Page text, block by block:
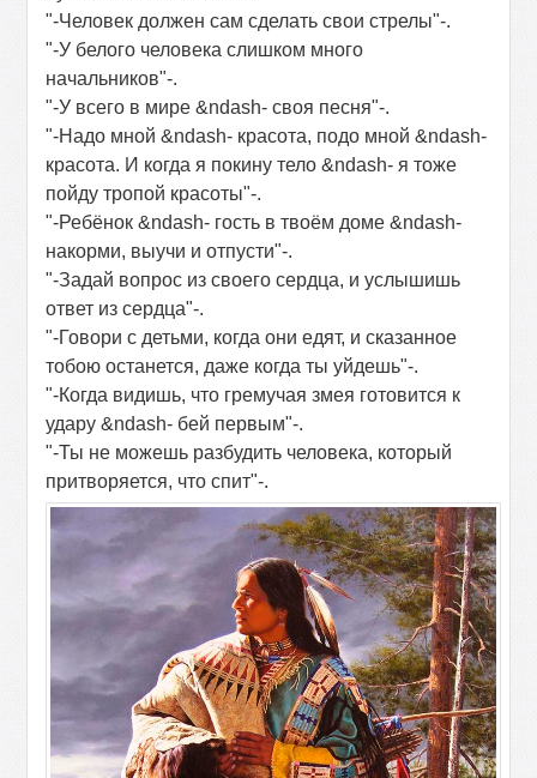
"-Человек должен сам сделать свои стрелы"-.
"-У белого человека слишком много
начальников"-.
"-У всего в мире &ndash- своя песня"-.
"-Надо мной &ndash- красота, подо мной &ndash-
красота. И когда я покину тело &ndash- я тоже
пойду тропой красоты"-.
"-Ребёнок &ndash- гость в твоём доме &ndash-
накорми, выучи и отпусти"-.
"-Задай вопрос из своего сердца, и услышишь
ответ из сердца"-.
"-Говори с детьми, когда они едят, и сказанное
тобою останется, даже когда ты уйдешь"-.
"-Когда видишь, что гремучая змея готовится к
удару &ndash- бей первым"-.
"-Ты не можешь разбудить человека, который
притворяется, что спит"-.